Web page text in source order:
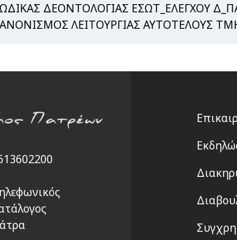
ΔΕΟΝΤΟΛΟΓΙΑΣ ΕΣΩΤ_ΕΛΕΓΧΟΥ
ΛΕΙΤΟΥΡΓΙΑΣ ΑΥΤΟΤΕΛΟΥΣ
Footer